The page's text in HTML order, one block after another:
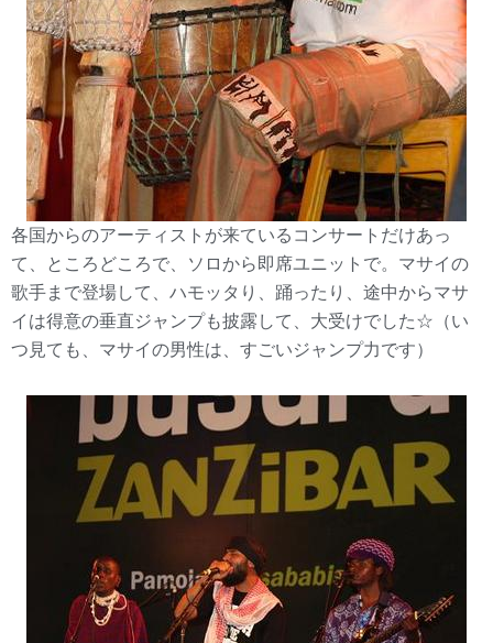
各国からのアーティストが来ているコンサートだけあっ
て、ところどころで、ソロから即席ユニットで。マサイの
歌手まで登場して、ハモッタり、踊ったり、途中からマサ
イは得意の垂直ジャンプも披露して、大受けでした☆（い
つ見ても、マサイの男性は、すごいジャンプ力です）